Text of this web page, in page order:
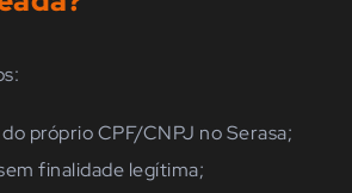
próprio CPF/CNPJ no Serasa;
finalidade legítima;